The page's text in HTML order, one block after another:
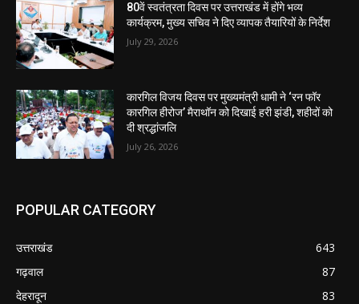
80वें स्वतंत्रता दिवस पर उत्तराखंड में होंगे भव्य
कार्यक्रम, मुख्य सचिव ने दिए व्यापक तैयारियों के निर्देश
July 29, 2026
कारगिल विजय दिवस पर मुख्यमंत्री धामी ने ‘रन फॉर
कारगिल हीरोज’ मैराथॉन को दिखाई हरी झंडी, शहीदों को
दी श्रद्धांजलि
July 26, 2026
POPULAR CATEGORY
उत्तराखंड
643
गढ़वाल
87
देहरादून
83